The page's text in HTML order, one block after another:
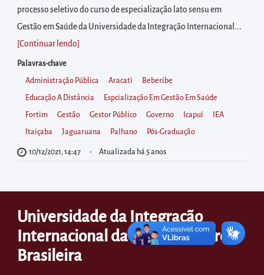
diretamente
à
área
para
realizar
buscas
internas
Acessar
diretamente
as
no
rodapé
processo seletivo do curso de especialização lato sensu em
Gestão em Saúde da Universidade da Integração Internacional...
[Continuar lendo
Palavras-chave
Administração Pública Aracati Beberibe
Educação A Distância Espcialização Em Gestão Em Saúde
Fortim Gestão Gestor Público Governo Icapuí IEA
Itaiçaba Jaguaruana Palhano Pós-Graduação
10/12/2021, 14:47 Atualizada há 5 anos
Universidade da Integração
Internacional da Lusofonia Afro-
Brasileira